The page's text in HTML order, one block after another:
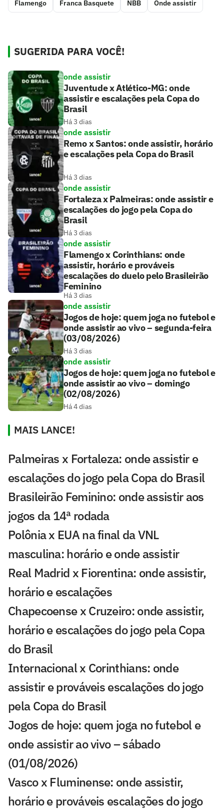
Flamengo Franca Basquete NBB Onde assistir
SUGERIDA PARA VOCÊ!
onde assistir
Juventude x Atlético-MG: onde
assistir e escalações pela Copa do
Brasil
Há 3 dias
onde assistir
Remo x Santos: onde assistir, horário
e escalações pela Copa do Brasil
Há 3 dias
onde assistir
Fortaleza x Palmeiras: onde assistir e
escalações do jogo pela Copa do
Brasil
Há 3 dias
onde assistir
Flamengo x Corinthians: onde
assistir, horário e prováveis
escalações do duelo pelo Brasileirão
Feminino
Há 3 dias
onde assistir
Jogos de hoje: quem joga no futebol e
onde assistir ao vivo – segunda-feira
(03/08/2026)
Há 3 dias
onde assistir
Jogos de hoje: quem joga no futebol e
onde assistir ao vivo – domingo
(02/08/2026)
Há 4 dias
MAIS LANCE!
Palmeiras x Fortaleza: onde assistir e
escalações do jogo pela Copa do Brasil
Brasileirão Feminino: onde assistir aos
jogos da 14ª rodada
Polônia x EUA na final da VNL
masculina: horário e onde assistir
Real Madrid x Fiorentina: onde assistir,
horário e escalações
Chapecoense x Cruzeiro: onde assistir,
horário e escalações do jogo pela Copa
do Brasil
Internacional x Corinthians: onde
assistir e prováveis escalações do jogo
pela Copa do Brasil
Jogos de hoje: quem joga no futebol e
onde assistir ao vivo – sábado
(01/08/2026)
Vasco x Fluminense: onde assistir,
horário e prováveis escalações do jogo